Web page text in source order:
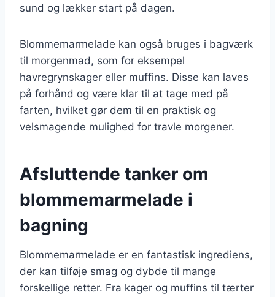
sund og lækker start på dagen.
Blommemarmelade kan også bruges i bagværk
til morgenmad, som for eksempel
havregrynskager eller muffins. Disse kan laves
på forhånd og være klar til at tage med på
farten, hvilket gør dem til en praktisk og
velsmagende mulighed for travle morgener.
Afsluttende tanker om
blommemarmelade i
bagning
Blommemarmelade er en fantastisk ingrediens,
der kan tilføje smag og dybde til mange
forskellige retter. Fra kager og muffins til tærter